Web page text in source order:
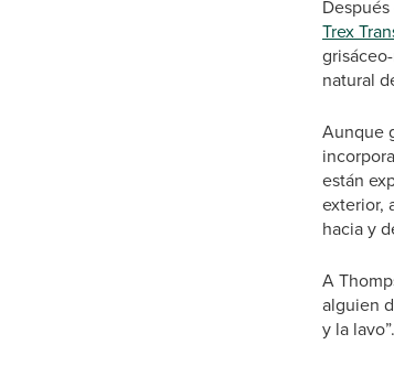
Trex
natural
Aunque
están
exterior,
hacia y
A
alguien
y la lavo”.